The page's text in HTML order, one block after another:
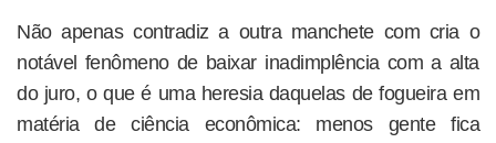
Não apenas contradiz a outra manchete com cria o
notável fenômeno de baixar inadimplência com a alta
do juro, o que é uma heresia daquelas de fogueira em
matéria de ciência econômica: menos gente fica